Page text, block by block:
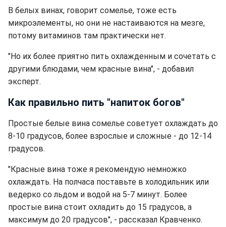
В белых винах, говорит сомелье, тоже есть
микроэлементы, но они не настаиваются на мезге,
потому витаминов там практически нет.
"Но их более приятно пить охлажденным и сочетать с
другими блюдами, чем красные вина", - добавил
эксперт.
Как правильно пить "напиток богов"
Простые белые вина сомелье советует охлаждать до
8-10 градусов, более взрослые и сложные - до 12-14
градусов.
"Красные вина тоже я рекомендую немножко
охлаждать. На полчаса поставьте в холодильник или
ведерко со льдом и водой на 5-7 минут. Более
простые вина стоит охладить до 15 градусов, а
максимум до 20 градусов", - рассказал Кравченко.